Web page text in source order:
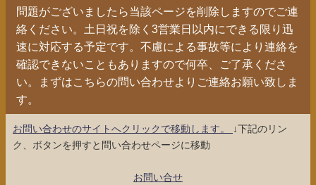
問題がございましたら当該ページを削除しますのでご連
絡ください。土日祝を除く3営業日以内にできる限り迅
速に対応する予定です。不慮による事故等により連絡を
確認できないこともありますので何卒、ご了承くださ
い。まずはこちらの問い合わせよりご連絡お願い致しま
す。
お問い合わせのサイトへクリックで移動します。
↓下記のリン
ク、ボタンを押すと問い合わせページに移動
お問い合せ